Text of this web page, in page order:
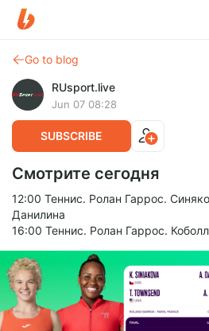
Go to blog
RUsport.live
Jun 07 08:28
SUBSCRIBE
Смотрите сегодня
12:00 Теннис. Ролан Гаррос.
Данилина
16:00 Теннис. Ролан Гаррос.